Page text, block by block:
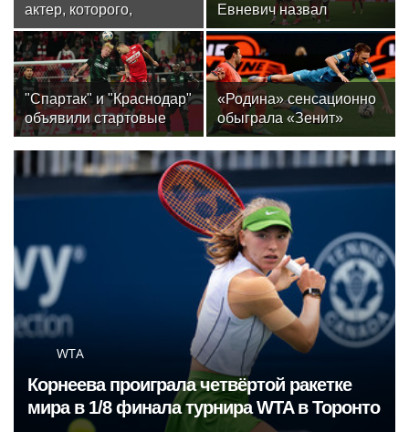
актер, которого,
надеюсь, еще не
забыли
Евневич назвал
«Спартак» фаворитом
матча с «Краснодаром»
"Спартак" и "Краснодар"
объявили стартовые
составы на матч 3-го
«Родина» сенсационно
обыграла «Зенит»
и одержала первую
победу в РПЛ
WTA
Корнеева проиграла четвёртой ракетке
мира в 1/8 финала турнира WTA в Торонто